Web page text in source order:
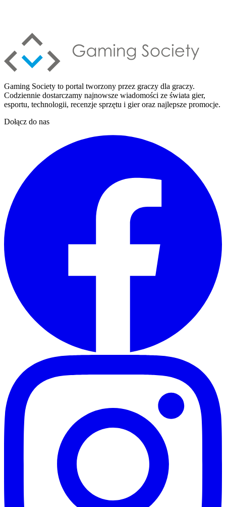
Gaming Society to portal tworzony przez graczy dla graczy.
Codziennie dostarczamy najnowsze wiadomości ze świata gier,
esportu, technologii, recenzje sprzętu i gier oraz najlepsze promocje.
Dołącz do nas